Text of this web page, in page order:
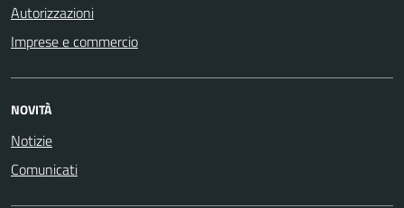
Autorizzazioni
Imprese e commercio
NOVITÀ
Notizie
Comunicati